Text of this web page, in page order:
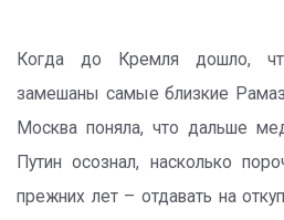
Когда до Кремля дошло,
замешаны самые близкие
Москва поняла, что дальше
Путин осознал, насколько
прежних лет – отдавать на